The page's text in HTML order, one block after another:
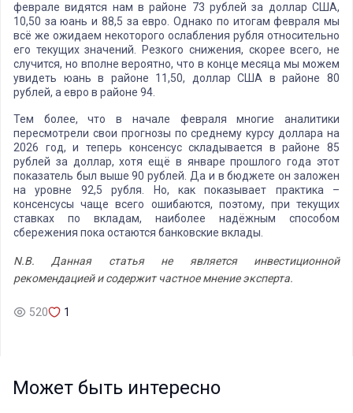
феврале видятся нам в районе 73 рублей за доллар США,
10,50 за юань и 88,5 за евро. Однако по итогам февраля мы
всё же ожидаем некоторого ослабления рубля относительно
его текущих значений. Резкого снижения, скорее всего, не
случится, но вполне вероятно, что в конце месяца мы можем
увидеть юань в районе 11,50, доллар США в районе 80
рублей, а евро в районе 94.
Тем более, что в начале февраля многие аналитики
пересмотрели свои прогнозы по среднему курсу доллара на
2026 год, и теперь консенсус складывается в районе 85
рублей за доллар, хотя ещё в январе прошлого года этот
показатель был выше 90 рублей. Да и в бюджете он заложен
на уровне 92,5 рубля. Но, как показывает практика –
консенсусы чаще всего ошибаются, поэтому, при текущих
ставках по вкладам, наиболее надёжным способом
сбережения пока остаются банковские вклады.
N.B. Данная статья не является инвестиционной
рекомендацией и содержит частное мнение эксперта.
520 1
Может быть интересно